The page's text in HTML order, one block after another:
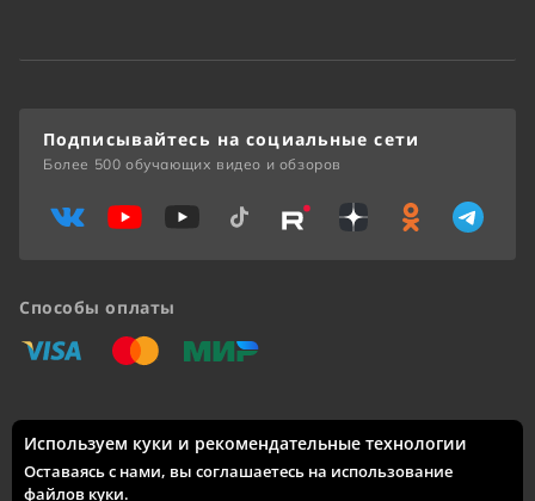
Доставка по России: Москва, Санкт-Петербург, Новосибирск,
Екатеринбург, Казань, Нижний Новгород, Челябинск,
Красноярск, Самара, Уфа, Ростов-на-Дону, Омск, Краснодар,
Воронеж, Волгоград, Пермь и другие города.
Способы оплаты
«Виза» «Мастеркард»
«Мир»
Подписывайтесь на социальные сети
Более 500 обучающих видео и обзоров
Используем куки и рекомендательные технологии
Оставаясь с нами, вы соглашаетесь на использование
файлов куки.